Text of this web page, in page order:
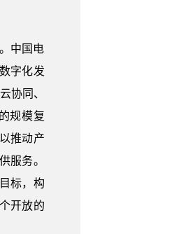
中国电
字化发
协同、
规模复
推动产
服务。
标，构
开放的